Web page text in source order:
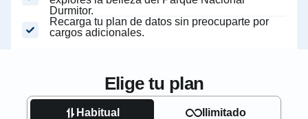
Durmitor.
Recarga tu plan de datos sin preocuparte por
cargos adicionales.
Elige tu plan
Habitual Ilimitado